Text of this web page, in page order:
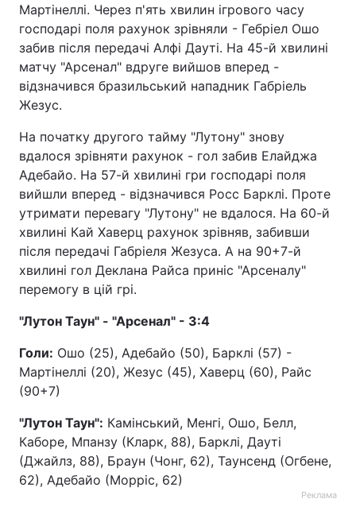
Мартінеллі. Через п'ять хвилин ігрового часу
господарі поля рахунок зрівняли - Гебріел Ошо
забив після передачі Алфі Дауті. На 45-й хвилині
матчу "Арсенал" вдруге вийшов вперед -
відзначився бразильський нападник Габріель
Жезус.
На початку другого тайму "Лутону" знову
вдалося зрівняти рахунок - гол забив Елайджа
Адебайо. На 57-й хвилині гри господарі поля
вийшли вперед - відзначився Росс Барклі. Проте
утримати перевагу "Лутону" не вдалося. На 60-й
хвилині Кай Хаверц рахунок зрівняв, забивши
після передачі Габріеля Жезуса. А на 90+7-й
хвилині гол Деклана Райса приніс "Арсеналу"
перемогу в цій грі.
"Лутон Таун" - "Арсенал" - 3:4
Голи: Ошо (25), Адебайо (50), Барклі (57) -
Мартінеллі (20), Жезус (45), Хаверц (60), Райс
(90+7)
"Лутон Таун": Камінський, Менгі, Ошо, Белл,
Каборе, Мпанзу (Кларк, 88), Барклі, Дауті
(Джайлз, 88), Браун (Чонг, 62), Таунсенд (Огбене,
62), Адебайо (Морріс, 62)
Реклама